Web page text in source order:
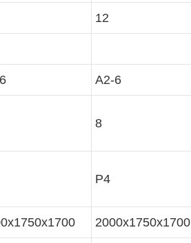
12
A2-6
8
P4
2000x1750x1700